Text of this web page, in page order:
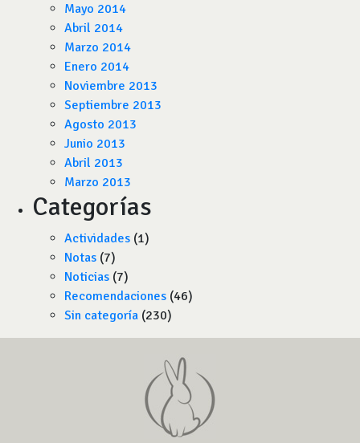
Mayo 2014
Abril 2014
Marzo 2014
Enero 2014
Noviembre 2013
Septiembre 2013
Agosto 2013
Junio 2013
Abril 2013
Marzo 2013
Categorías
Actividades (1)
Notas (7)
Noticias (7)
Recomendaciones (46)
Sin categoría (230)